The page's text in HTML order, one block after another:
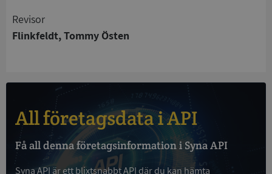
Revisor
Flinkfeldt, Tommy Östen
All företagsdata i API
Få all denna företagsinformation i Syna API
Syna API är ett blixtsnabbt API där du kan hämta